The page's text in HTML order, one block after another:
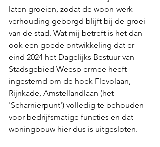
laten groeien, zodat de woon-werk-
verhouding geborgd blijft bij de groei
van de stad. Wat mij betreft is het dan
ook een goede ontwikkeling dat er
eind 2024 het Dagelijks Bestuur van
Stadsgebied Weesp ermee heeft
ingestemd om de hoek Flevolaan,
Rijnkade, Amstellandlaan (het
'Scharnierpunt') volledig te behouden
voor bedrijfsmatige functies en dat
woningbouw hier dus is uitgesloten.